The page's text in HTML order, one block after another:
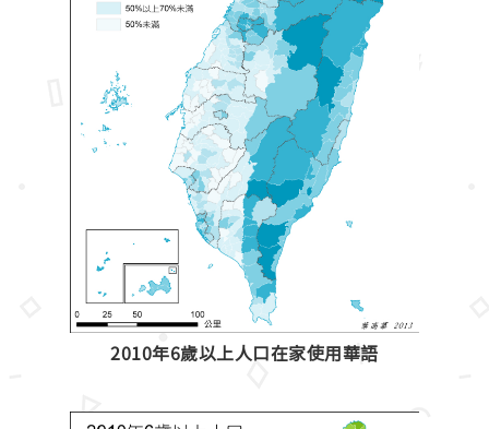
2010年6歲以上人口在家使用華語